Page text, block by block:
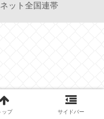
ト全国連帯
ップ サイドバー